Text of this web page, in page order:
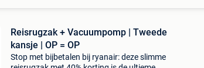
Reisrugzak + Vacuumpomp | Tweede
kansje | OP = OP
Stop met bijbetalen bij ryanair: deze slimme